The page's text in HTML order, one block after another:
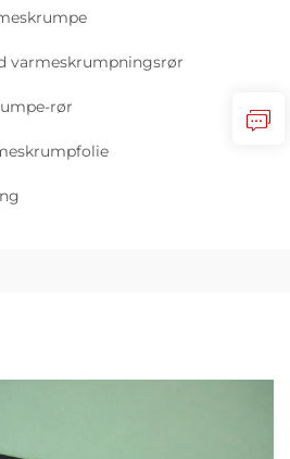
varmeskrumpningsrør
rør